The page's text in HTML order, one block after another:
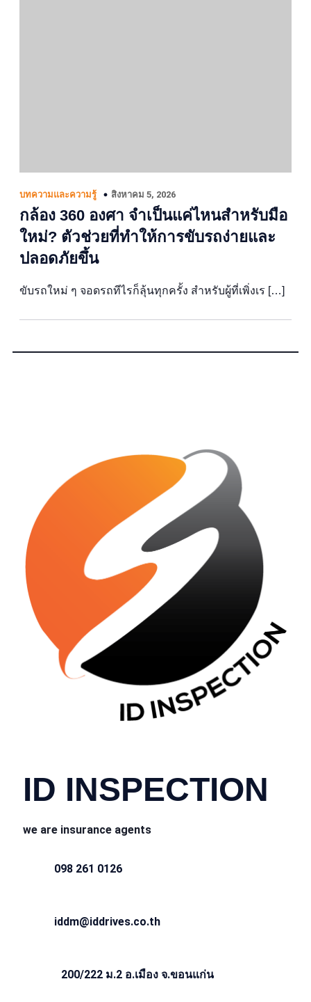
บทความและความรู้ สิงหาคม 5, 2026
กล้อง 360 องศา จำเป็นแค่ไหนสำหรับมือ
ใหม่? ตัวช่วยที่ทำให้การขับรถง่ายและ
ปลอดภัยขึ้น
ขับรถใหม่ ๆ จอดรถทีไรก็ลุ้นทุกครั้ง สำหรับผู้ที่เพิ่งเร […]
ID INSPECTION
we are insurance agents
098 261 0126
iddm@iddrives.co.th
200/222 ม.2 อ.เมือง จ.ขอนแก่น